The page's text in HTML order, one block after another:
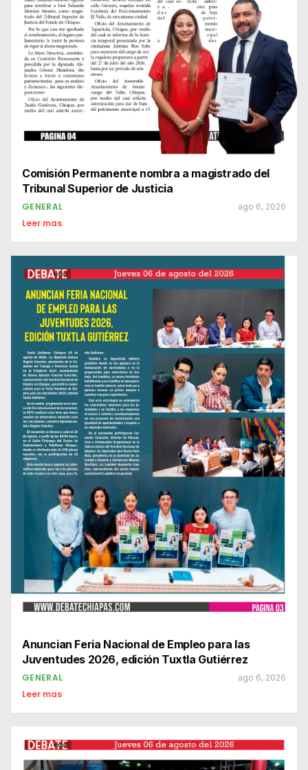
Comisión Permanente nombra a magistrado del
Tribunal Superior de Justicia
GENERAL ago 6, 2026
Leer mas
Anuncian Feria Nacional de Empleo para las
Juventudes 2026, edición Tuxtla Gutiérrez
GENERAL ago 6, 2026
Leer mas